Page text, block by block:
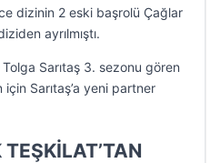
dizinin 2 eski başrolü Çağlar
ayrılmıştı.
Sarıtaş 3. sezonu gören
Sarıtaş’a yeni partner